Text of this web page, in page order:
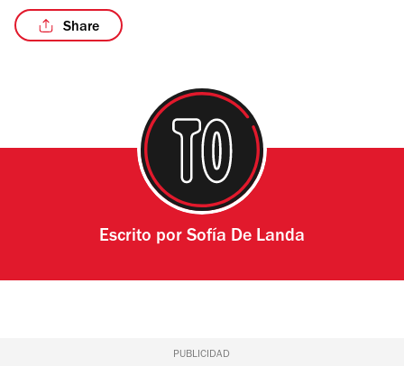
Share
Escrito por Sofía De Landa
PUBLICIDAD